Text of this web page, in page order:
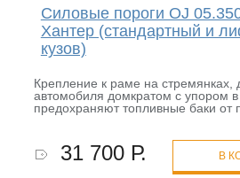
Силовые пороги OJ
Хантер (стандартный и
кузов)
Крепление к раме на стремянках,
автомобиля домкратом с упором
предохраняют топливные баки от
31 700 Р. В